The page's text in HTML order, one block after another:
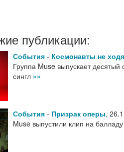
публикации:
События - Космонавты не
Группа Muse выпускает
сингл »»
События - Призрак оперы,
Muse выпустили клип на